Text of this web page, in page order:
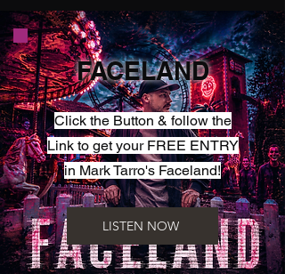
FACELAND
Click the Button & follow the
Link to get your FREE ENTRY
in Mark Tarro's Faceland!
LISTEN NOW